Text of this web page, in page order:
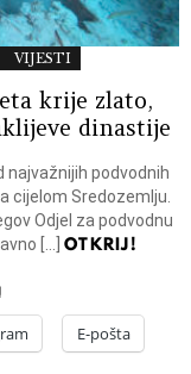
VIJESTI
krije zlato,
dinastije
najvažnijih podvodnih
cijelom Sredozemlju.
Odjel za podvodnu
[…] OTKRIJ!
E-pošta